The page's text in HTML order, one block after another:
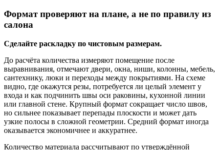
Формат проверяют на плане, а не по правилу из
салона
Сделайте раскладку по чистовым размерам.
До расчёта количества измеряют помещение после
выравнивания, отмечают двери, окна, ниши, колонны, мебель,
сантехнику, люки и переходы между покрытиями. На схеме
видно, где окажутся резы, потребуется ли целый элемент у
входа и как подчинить швы оси раковины, кухонной линии
или главной стене. Крупный формат сокращает число швов,
но сильнее показывает перепады плоскости и может дать
узкие полосы в сложной геометрии. Средний формат иногда
оказывается экономичнее и аккуратнее.
Количество материала рассчитывают по утверждённой